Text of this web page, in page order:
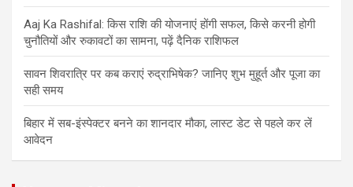
Aaj Ka Rashifal: किस राशि की योजनाएं होंगी सफल, किसे करनी होगी
चुनौतियों और रुकावटों का सामना, पढ़ें दैनिक राशिफल
सावन शिवरात्रि पर कब कराएं रुद्राभिषेक? जानिए शुभ मुहूर्त और पूजा का
सही समय
बिहार में सब-इंस्पेक्टर बनने का शानदार मौका, लास्ट डेट से पहले कर लें
आवेदन